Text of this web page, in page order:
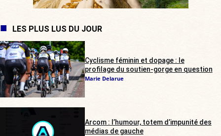
LES PLUS LUS DU JOUR
Cyclisme féminin et dopage : le
profilage du soutien-gorge en question
Marie Delarue
Arcom : l’humour, totem d’impunité des
médias de gauche